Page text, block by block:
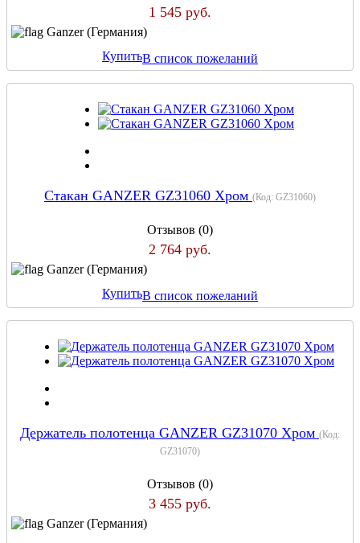
1 545 руб.
Ganzer (Германия)
КупитьВ список пожеланий
Стакан GANZER GZ31060 Хром (Код: GZ31060)
Отзывов (0)
2 764 руб.
Ganzer (Германия)
КупитьВ список пожеланий
Держатель полотенца GANZER GZ31070 Хром (Код:
GZ31070)
Отзывов (0)
3 455 руб.
Ganzer (Германия)